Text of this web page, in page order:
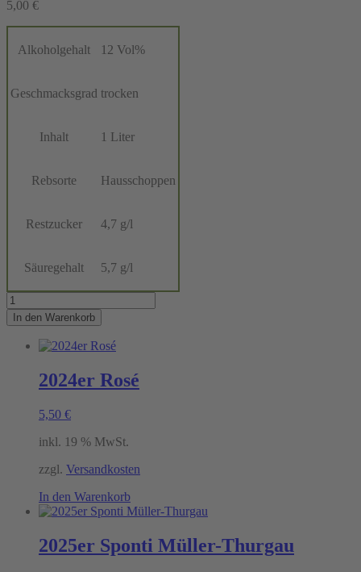
5,00 €
Alkoholgehalt 12 Vol%
Geschmacksgrad trocken
Inhalt 1 Liter
Rebsorte Hausschoppen
Restzucker 4,7 g/l
Säuregehalt 5,7 g/l
Hausschoppen
Menge
In den Warenkorb
2024er Rosé
5,50 €
inkl. 19 % MwSt.
zzgl. Versandkosten
In den Warenkorb
2025er Sponti Müller-Thurgau